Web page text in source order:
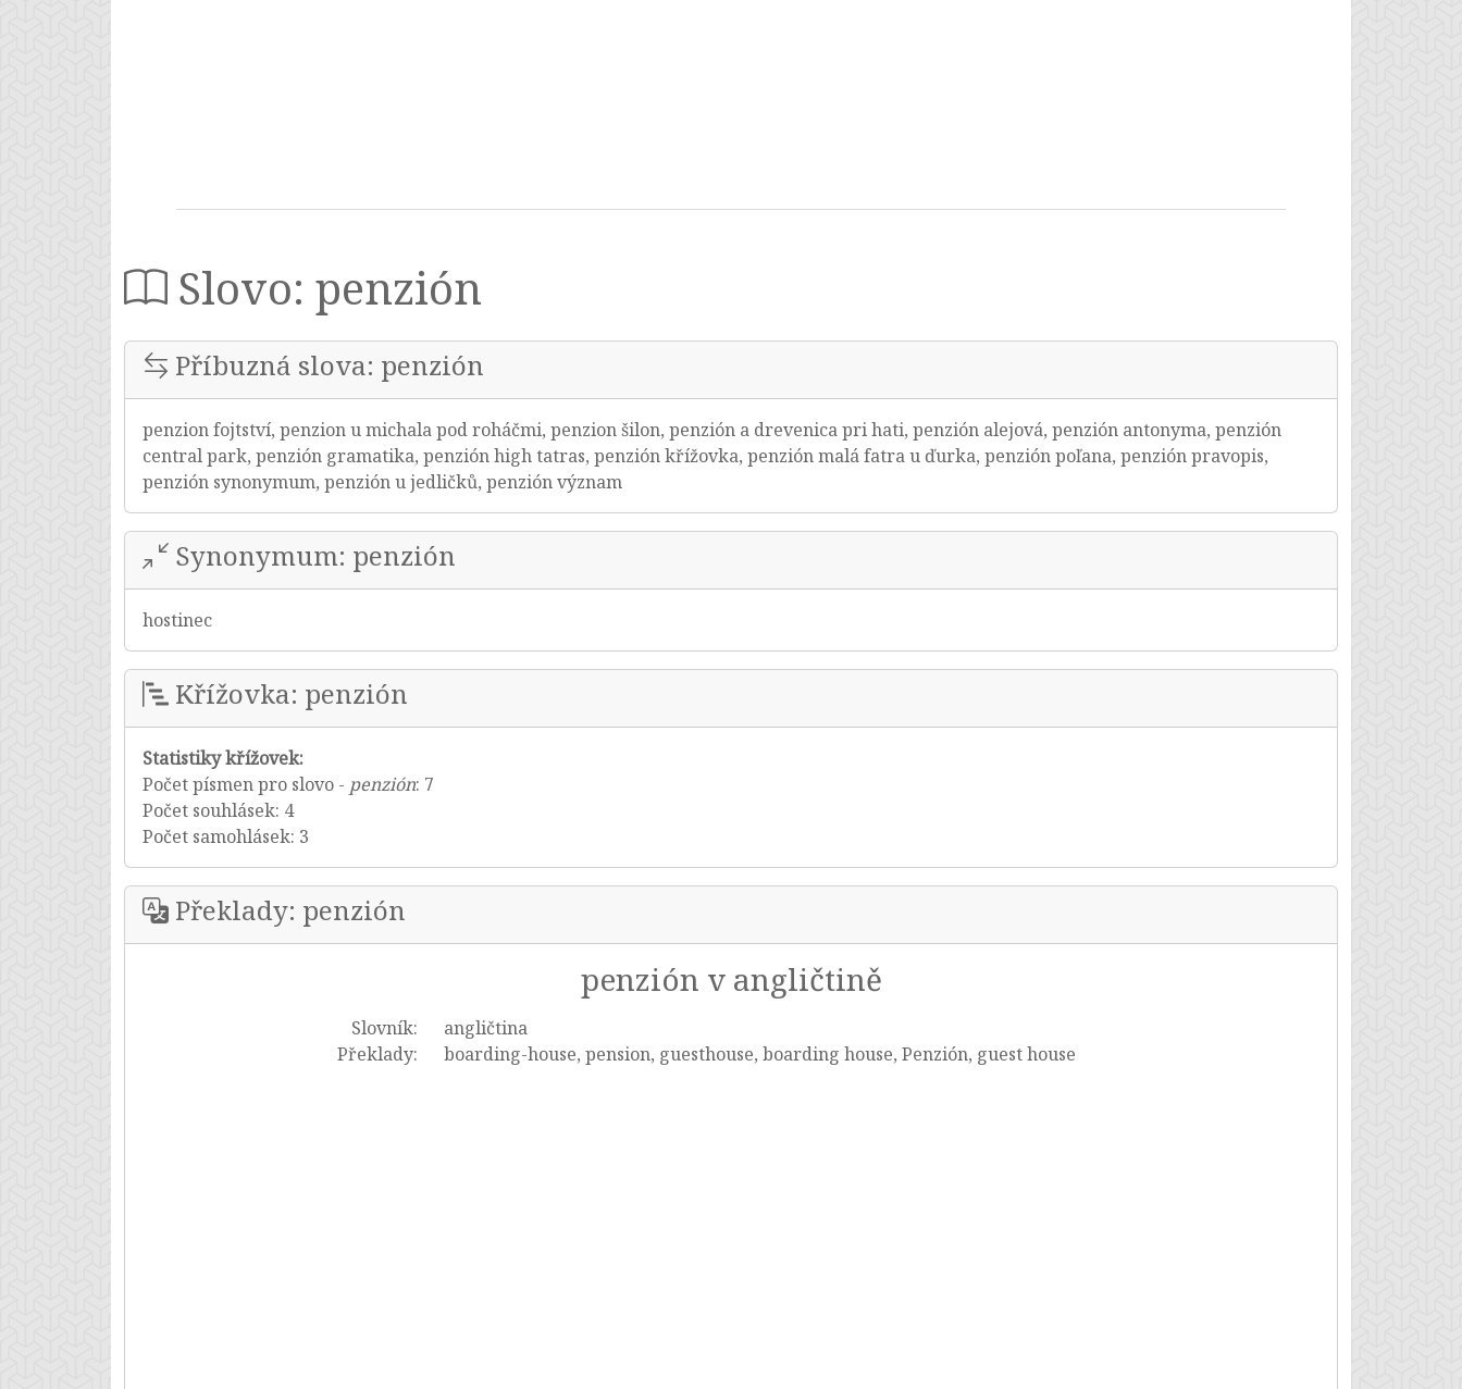
Slovo: penzión
Příbuzná slova: penzión
penzion fojtství, penzion u michala pod roháčmi, penzion šilon, penzión a drevenica pri hati, penzión alejová, penzión antonyma, penzión
central park, penzión gramatika, penzión high tatras, penzión křížovka, penzión malá fatra u ďurka, penzión poľana, penzión pravopis,
penzión synonymum, penzión u jedličků, penzión význam
Synonymum: penzión
hostinec
Křížovka: penzión
Statistiky křížovek:
Počet písmen pro slovo - penzión: 7
Počet souhlásek: 4
Počet samohlásek: 3
Překlady: penzión
penzión v angličtině
Slovník:
angličtina
Překlady:
boarding-house, pension, guesthouse, boarding house, Penzión, guest house